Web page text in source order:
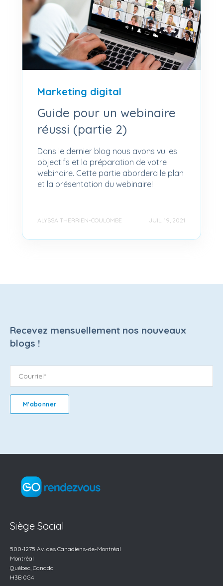
Marketing digital
Guide pour un webinaire
réussi (partie 2)
Dans le dernier blog nous avons vu les
objectifs et la préparation de votre
webinaire. Cette partie abordera le plan
et la présentation du webinaire!
ALYSSA THERRIEN-COULOMBE JUIL. 19, 2021
Recevez mensuellement nos nouveaux
blogs !
Siège Social
500-1275 Av. des Canadiens-de-Montréal
Montréal
Québec, Canada
H3B 0G4